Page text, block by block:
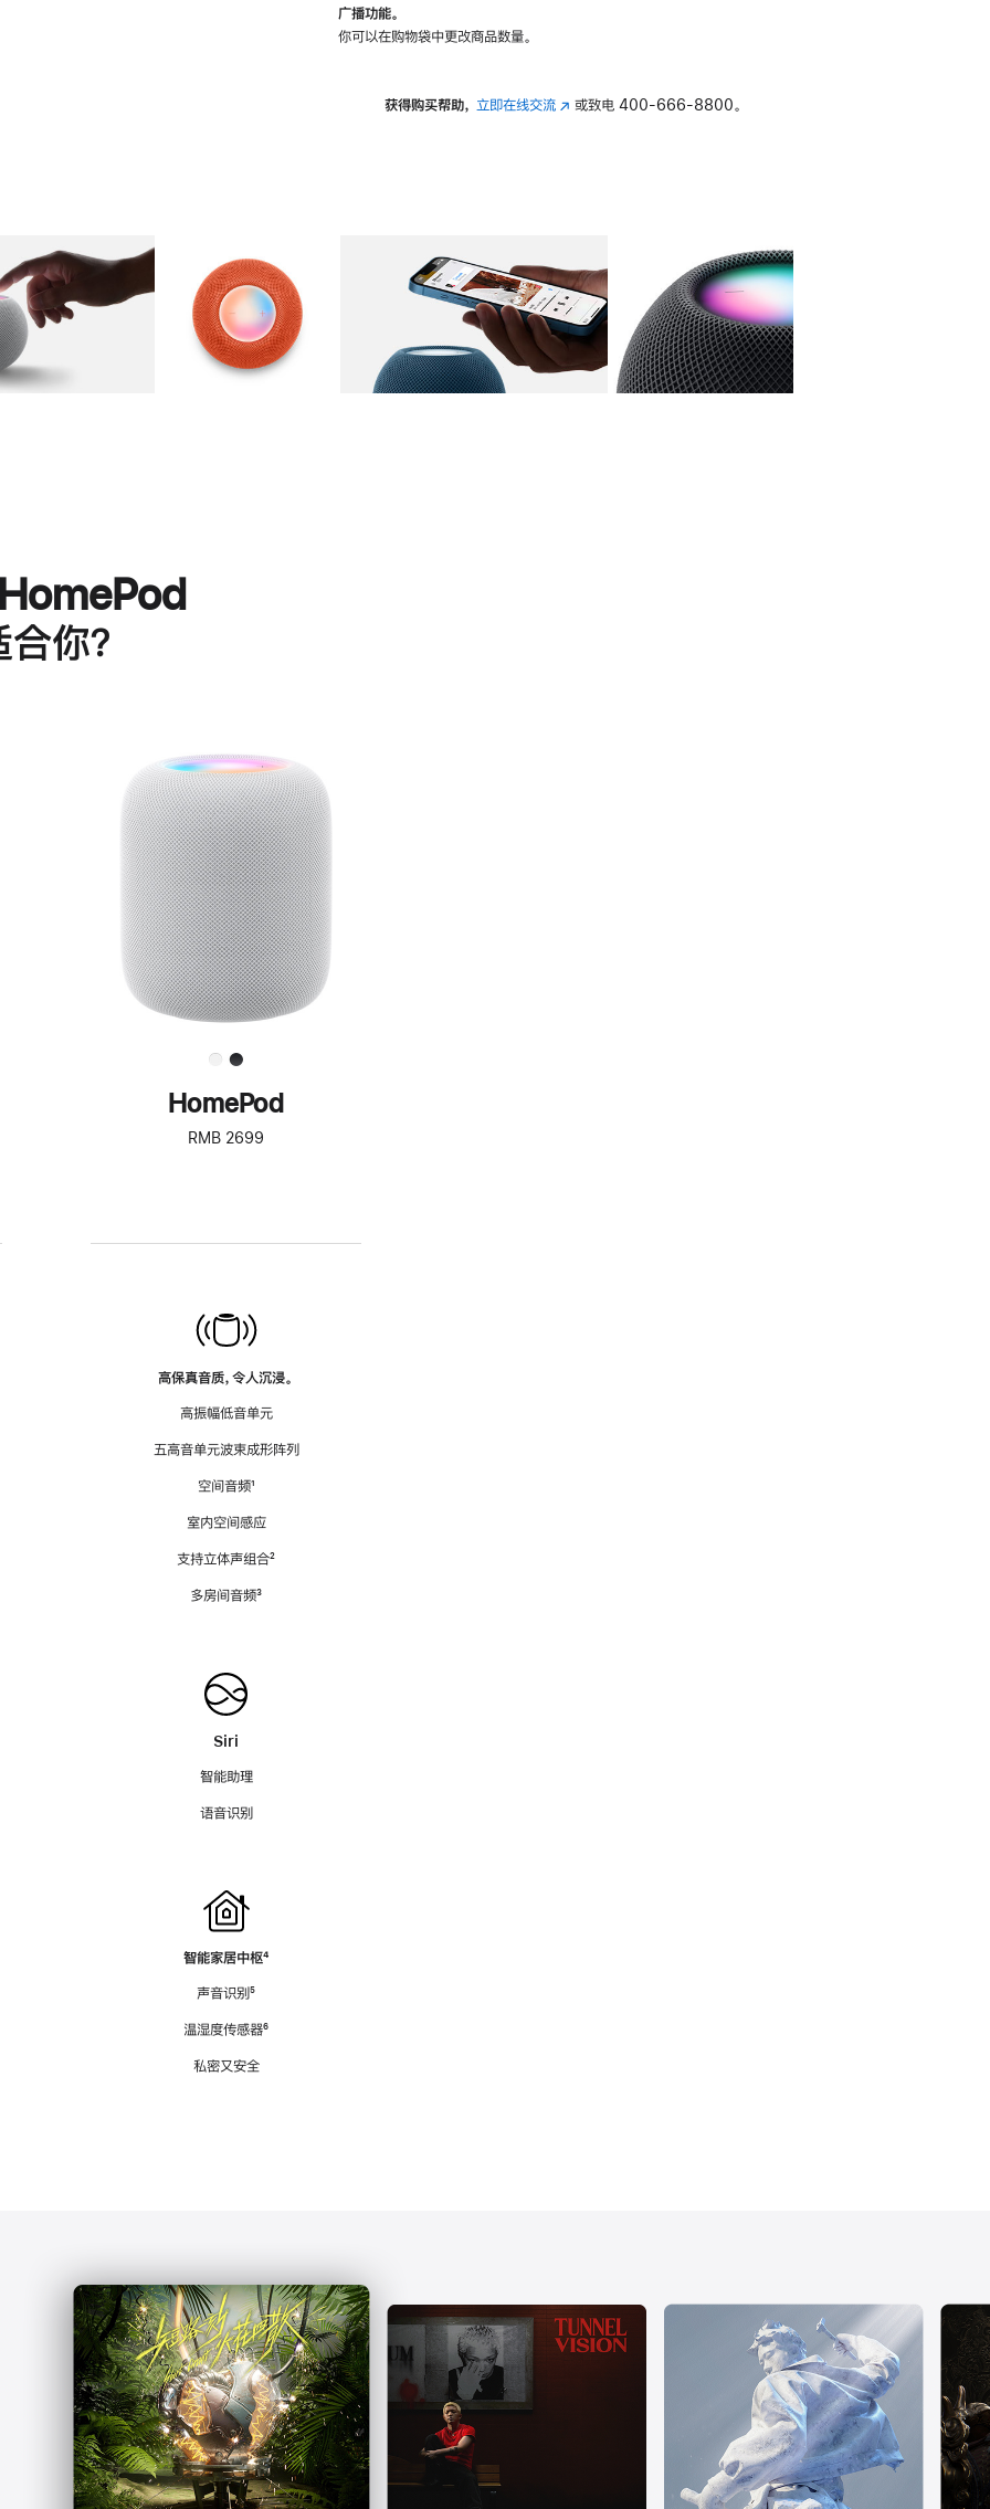
广播功能。
你可以在购物袋中更改商品数量。
获得购买帮助， 立即在线交流(在 或致电 400-666-8800。
图库 图像 图库 图像 图库 图像 4 图库 图像 5
你？
进
一
步
了
解
HomePod<
HomePod
RMB 2699
高保真音质，令人沉浸。
高振幅低音单元
五高音单元波束成形阵列
空间音频脚
¹
室内空间感应
支持立体声组合脚
²
多房间音频脚
³
Siri
智能助理
语音识别
智能家居中枢脚
⁴
声音识别脚
⁵
温湿度传感器脚
⁶
私密又安全